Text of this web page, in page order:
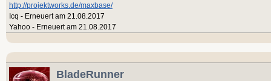
http://projektworks.de/maxbase/
Icq - Erneuert am 21.08.2017
Yahoo - Erneuert am 21.08.2017
BladeRunner